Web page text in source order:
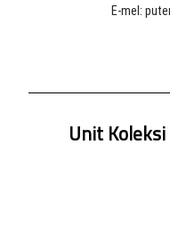
E-mel:
Unit